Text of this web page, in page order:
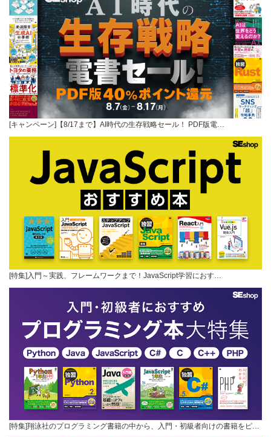
[キャンペーン]【8/17まで】AI時代の生存戦略セール！ PDF版電…
[特集]入門～実践、フレームワークまで！JavaScript学習におす…
[特集]翔泳社のプログラミング書籍の中から、入門・初級者向けの書籍をピ…